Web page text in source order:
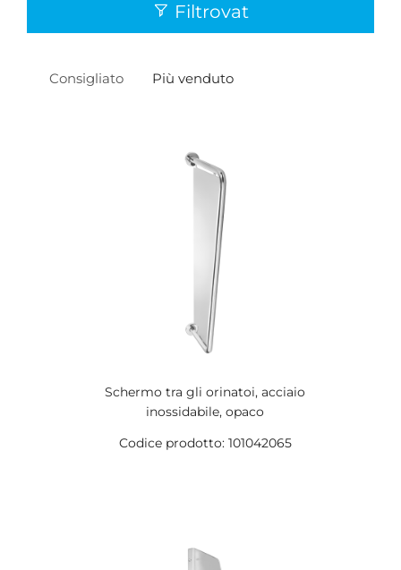
Filtrovat
Consigliato Più venduto
Schermo tra gli orinatoi, acciaio
inossidabile, opaco
Codice prodotto: 101042065